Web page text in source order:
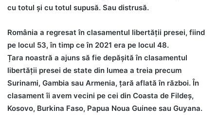
cu totul și cu totul supusă. Sau distrusă.
România a regresat în clasamentul libertății presei, fiind
pe locul 53, în timp ce în 2021 era pe locul 48.
Țara noastră a ajuns să fie depășită în clasamentul
libertății presei de state din lumea a treia precum
Surinami, Gambia sau Armenia, țară aflată în război. În
clasament îi avem vecini pe cei din Coasta de Fildeș,
Kosovo, Burkina Faso, Papua Noua Guinee sau Guyana.